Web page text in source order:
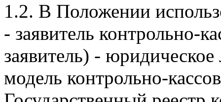
1.2. В Положении
- заявитель контрольно-
заявитель) -
модель контрольно-